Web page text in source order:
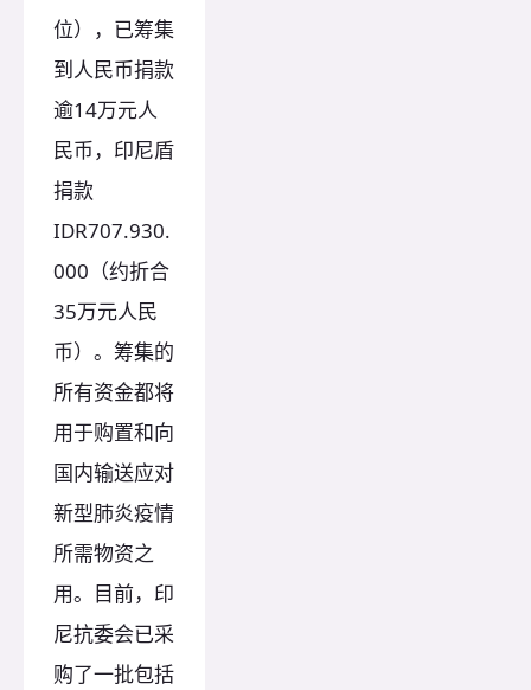
位），已筹集
到人民币捐款
逾14万元人
民币，印尼盾
捐款
IDR707.930.
000（约折合
35万元人民
币）。筹集的
所有资金都将
用于购置和向
国内输送应对
新型肺炎疫情
所需物资之
用。目前，印
尼抗委会已采
购了一批包括